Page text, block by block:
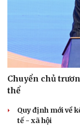
Chuyển chủ
thể
Quy định mới về
tế - xã hội